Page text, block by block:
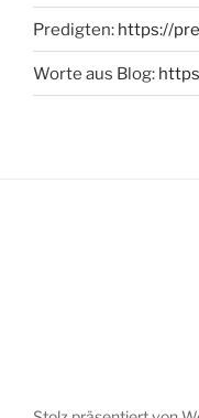
Predigten: https://
Worte aus Blog: